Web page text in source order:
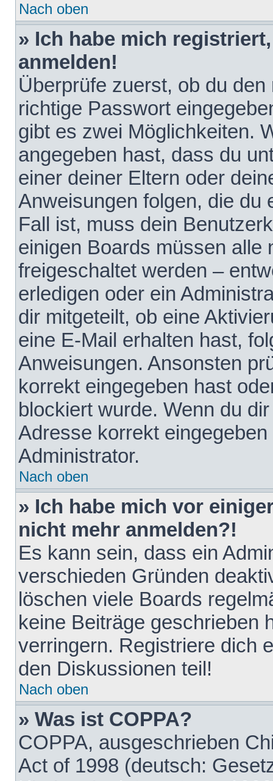
Nach oben
» Ich habe mich
anmelden!
Überprüfe zuerst, ob du
richtige Passwort
gibt es zwei Möglichkeiten.
angegeben hast, dass du
einer deiner Eltern oder
Anweisungen folgen, die du
Fall ist, muss dein
einigen Boards müssen alle
freigeschaltet werden –
erledigen oder ein
dir mitgeteilt, ob eine
eine E-Mail erhalten hast,
Anweisungen. Ansonsten
korrekt eingegeben hast
blockiert wurde. Wenn du
Adresse korrekt
Administrator.
Nach oben
» Ich habe mich vor
nicht mehr anmelden?!
Es kann sein, dass ein
verschieden Gründen
löschen viele Boards
keine Beiträge geschrieben
verringern. Registriere dich
den Diskussionen teil!
Nach oben
» Was ist COPPA?
COPPA, ausgeschrieben
Act of 1998 (deutsch: